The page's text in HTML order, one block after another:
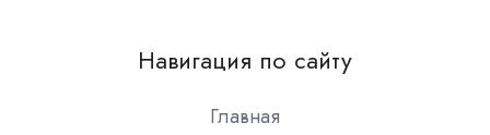
Slack
Навигация по сайту
Главная